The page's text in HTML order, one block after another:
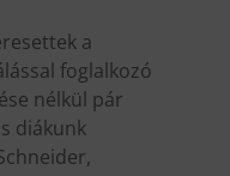
a
foglalkozó
nélkül pár
diákunk